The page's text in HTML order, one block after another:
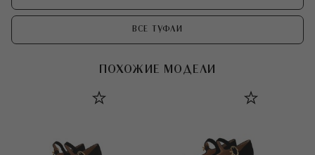
ВСЕ ТУФЛИ
ПОХОЖИЕ МОДЕЛИ